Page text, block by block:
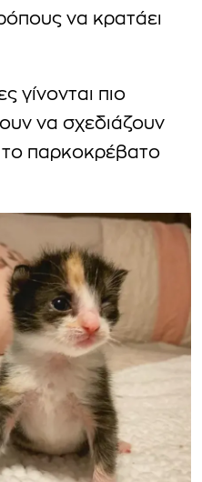
να κρατάει
γίνονται πιο
να σχεδιάζουν
παρκοκρέβατο